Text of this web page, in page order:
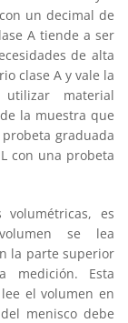
un decimal de
A tiende a ser
de alta
clase A y vale la
material
la muestra que
graduada
con una probeta
es
se lea
la parte superior
medición. Esta
el volumen en
menisco debe